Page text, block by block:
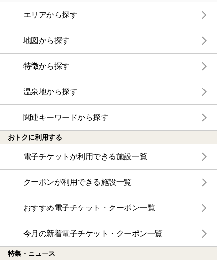
エリアから探す
地図から探す
特徴から探す
温泉地から探す
関連キーワードから探す
おトクに利用する
電子チケットが利用できる施設一覧
クーポンが利用できる施設一覧
おすすめ電子チケット・クーポン一覧
今月の新着電子チケット・クーポン一覧
特集・ニュース